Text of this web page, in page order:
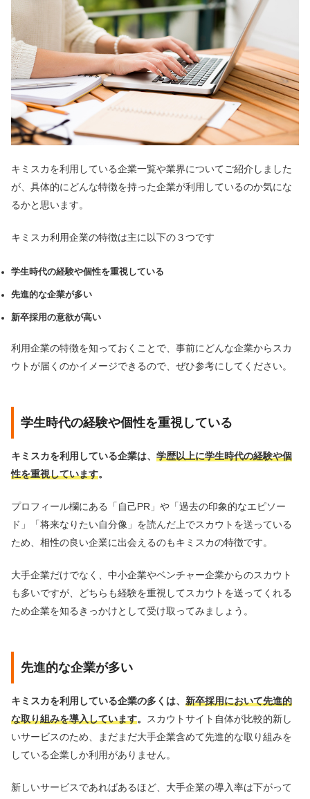
キミスカを利用している企業一覧や業界についてご紹介しました
が、具体的にどんな特徴を持った企業が利用しているのか気にな
るかと思います。
キミスカ利用企業の特徴は主に以下の３つです
学生時代の経験や個性を重視している
先進的な企業が多い
新卒採用の意欲が高い
利用企業の特徴を知っておくことで、事前にどんな企業からスカ
ウトが届くのかイメージできるので、ぜひ参考にしてください。
学生時代の経験や個性を重視している
キミスカを利用している企業は、 学歴以上に学生時代の経験や個
性を重視しています。
プロフィール欄にある「自己PR」や「過去の印象的なエピソー
ド」「将来なりたい自分像」を読んだ上でスカウトを送っている
ため、相性の良い企業に出会えるのもキミスカの特徴です。
大手企業だけでなく、中小企業やベンチャー企業からのスカウト
も多いですが、どちらも経験を重視してスカウトを送ってくれる
ため企業を知るきっかけとして受け取ってみましょう。
先進的な企業が多い
キミスカを利用している企業の多くは、 新卒採用において先進的
な取り組みを導入しています。
スカウトサイト自体が比較的新し
いサービスのため、まだまだ大手企業含めて先進的な取り組みを
している企業しか利用がありません。
新しいサービスであればあるほど、大手企業の導入率は下がって